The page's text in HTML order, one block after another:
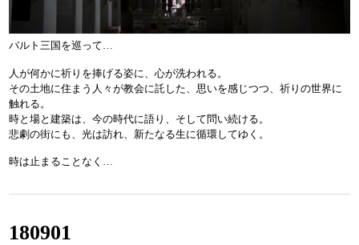
バルト三国を巡って…
人が何かに祈りを捧げる姿に、心が洗われる。
その土地に住まう人々が教会に託した、思いを感じつつ、祈りの世界に
触れる。
時と場と建築は、今の時代に語り、そして問い続ける。
悲劇の街にも、光は訪れ、新たなる生に循環してゆく。
時は止まることなく…
180901